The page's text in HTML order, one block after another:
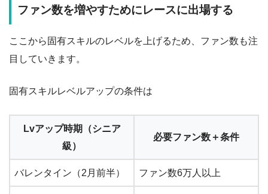
ファン数を増やすためにレースに出場する
ここから固有スキルのレベルを上げるため、ファン数も注
目していきます。
固有スキルレベルアップの条件は
Lvアップ時期（シニア
級）
必要ファン数＋条件
バレンタイン（2月前半） ファン数6万人以上